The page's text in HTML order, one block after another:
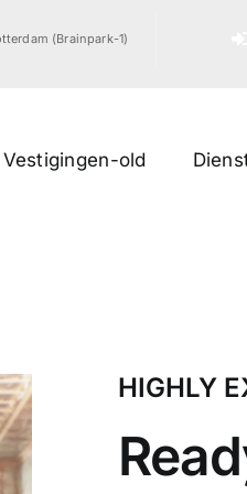
(Brainpark-1)
Vestigingen-old
HIGHLY